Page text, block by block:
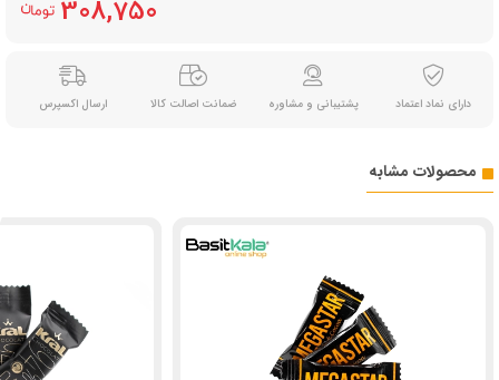
308,750
دارای نماد اعتماد پشتیبانی و مشاوره ضمانت اصالت کالا ارسال اکسپرس
محصولات مشابه